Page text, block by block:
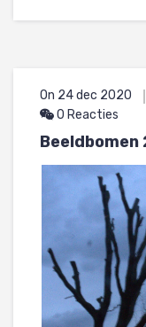
On 24 dec 2020
0 Reacties
Beeldbomen